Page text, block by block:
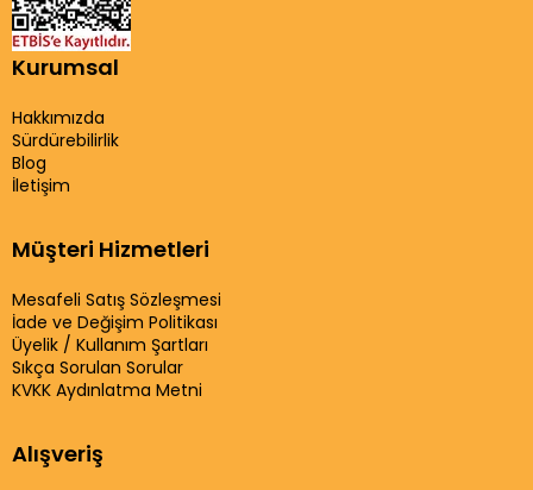
Kurumsal
Hakkımızda
Sürdürebilirlik
Blog
İletişim
Müşteri Hizmetleri
Mesafeli Satış Sözleşmesi
İade ve Değişim Politikası
Üyelik / Kullanım Şartları
Sıkça Sorulan Sorular
KVKK Aydınlatma Metni
Alışveriş